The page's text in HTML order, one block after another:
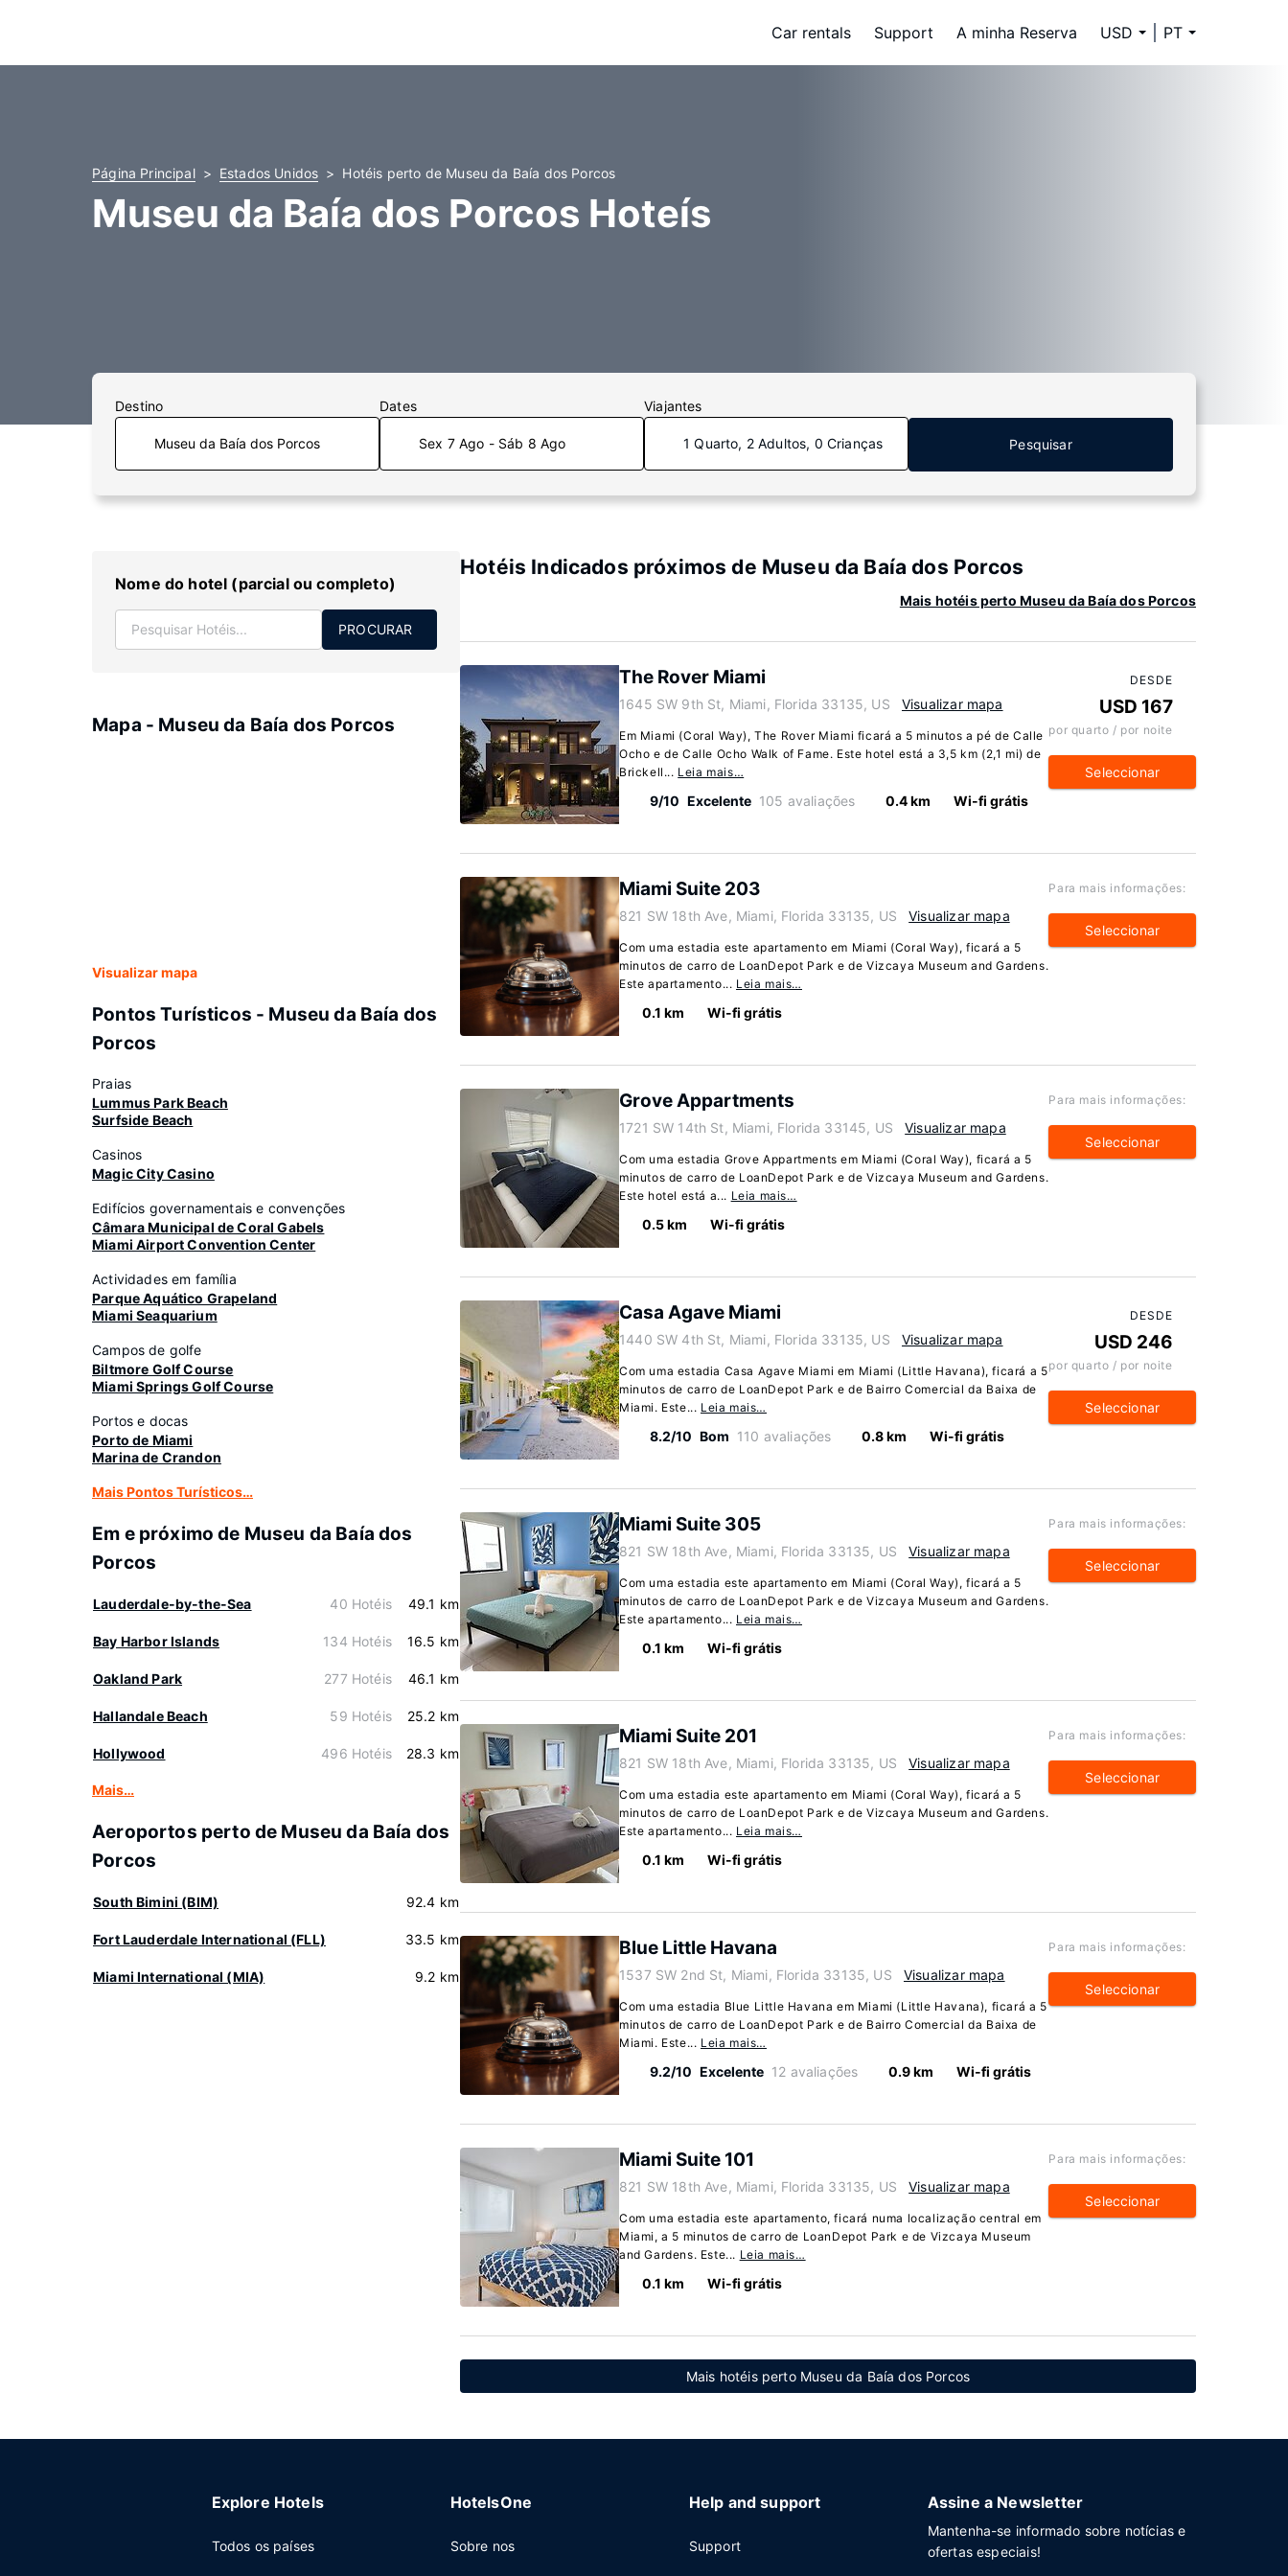
Car rentals Support A minha Reserva USD PT
Página Principal Estados Unidos Hotéis perto de Museu da Baía dos Porcos
Museu da Baía dos Porcos Hoteís
Destino Dates
Sex 7 Ago - Sáb 8 Ago
Viajantes
1 Quarto, 2 Adultos, 0 Crianças Pesquisar
Nome do hotel (parcial ou completo)
PROCURAR
Mapa - Museu da Baía dos Porcos
Visualizar mapa
Pontos Turísticos - Museu da Baía dos
Porcos
Praias
Lummus Park Beach
Surfside Beach
Casinos
Magic City Casino
Edifícios governamentais e convenções
Câmara Municipal de Coral Gabels
Miami Airport Convention Center
Actividades em família
Parque Aquático Grapeland
Miami Seaquarium
Campos de golfe
Biltmore Golf Course
Miami Springs Golf Course
Portos e docas
Porto de Miami
Marina de Crandon
Mais Pontos Turísticos…
Em e próximo de Museu da Baía dos
Porcos
Lauderdale-by-the-Sea 40 Hotéis 49.1 km
Bay Harbor Islands 134 Hotéis 16.5 km
Oakland Park 277 Hotéis 46.1 km
Hallandale Beach 59 Hotéis 25.2 km
Hollywood 496 Hotéis 28.3 km
Mais…
Aeroportos perto de Museu da Baía dos
Porcos
South Bimini (BIM) 92.4 km
Fort Lauderdale International (FLL) 33.5 km
Miami International (MIA) 9.2 km
Hotéis Indicados próximos de Museu da Baía dos Porcos
Mais hotéis perto Museu da Baía dos Porcos
The Rover Miami
1645 SW 9th St, Miami, Florida 33135, US Visualizar mapa
Em Miami (Coral Way), The Rover Miami ficará a 5 minutos a pé de Calle
Ocho e de Calle Ocho Walk of Fame. Este hotel está a 3,5 km (2,1 mi) de
Brickell... Leia mais…
9/10 Excelente 105 avaliações 0.4 km Wi-fi grátis
DESDE
USD 167
por quarto / por noite
Seleccionar
Miami Suite 203
821 SW 18th Ave, Miami, Florida 33135, US Visualizar mapa
Com uma estadia este apartamento em Miami (Coral Way), ficará a 5
minutos de carro de LoanDepot Park e de Vizcaya Museum and Gardens.
Este apartamento... Leia mais…
0.1 km Wi-fi grátis
Para mais informações:
Seleccionar
Grove Appartments
1721 SW 14th St, Miami, Florida 33145, US Visualizar mapa
Com uma estadia Grove Appartments em Miami (Coral Way), ficará a 5
minutos de carro de LoanDepot Park e de Vizcaya Museum and Gardens.
Este hotel está a... Leia mais…
0.5 km Wi-fi grátis
Para mais informações:
Seleccionar
Casa Agave Miami
1440 SW 4th St, Miami, Florida 33135, US Visualizar mapa
Com uma estadia Casa Agave Miami em Miami (Little Havana), ficará a 5
minutos de carro de LoanDepot Park e de Bairro Comercial da Baixa de
Miami. Este... Leia mais…
8.2/10 Bom 110 avaliações 0.8 km Wi-fi grátis
DESDE
USD 246
por quarto / por noite
Seleccionar
Miami Suite 305
821 SW 18th Ave, Miami, Florida 33135, US Visualizar mapa
Com uma estadia este apartamento em Miami (Coral Way), ficará a 5
minutos de carro de LoanDepot Park e de Vizcaya Museum and Gardens.
Este apartamento... Leia mais…
0.1 km Wi-fi grátis
Para mais informações:
Seleccionar
Miami Suite 201
821 SW 18th Ave, Miami, Florida 33135, US Visualizar mapa
Com uma estadia este apartamento em Miami (Coral Way), ficará a 5
minutos de carro de LoanDepot Park e de Vizcaya Museum and Gardens.
Este apartamento... Leia mais…
0.1 km Wi-fi grátis
Para mais informações:
Seleccionar
Blue Little Havana
1537 SW 2nd St, Miami, Florida 33135, US Visualizar mapa
Com uma estadia Blue Little Havana em Miami (Little Havana), ficará a 5
minutos de carro de LoanDepot Park e de Bairro Comercial da Baixa de
Miami. Este... Leia mais…
9.2/10 Excelente 12 avaliações 0.9 km Wi-fi grátis
Para mais informações:
Seleccionar
Miami Suite 101
821 SW 18th Ave, Miami, Florida 33135, US Visualizar mapa
Com uma estadia este apartamento, ficará numa localização central em
Miami, a 5 minutos de carro de LoanDepot Park e de Vizcaya Museum
and Gardens. Este... Leia mais…
0.1 km Wi-fi grátis
Para mais informações:
Seleccionar
Mais hotéis perto Museu da Baía dos Porcos
Explore Hotels
Todos os países
HotelsOne
Sobre nos
Help and support
Support
Assine a Newsletter
Mantenha-se informado sobre notícias e
ofertas especiais!